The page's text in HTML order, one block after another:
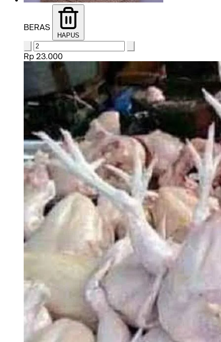
BERAS
HAPUS
Rp 23.000